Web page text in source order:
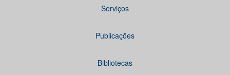
Serviços
Publicações
Bibliotecas